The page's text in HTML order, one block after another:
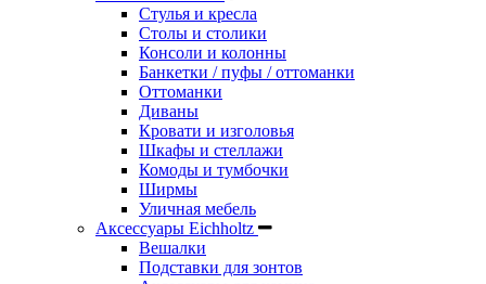
Стулья и кресла
Столы и столики
Консоли и колонны
Банкетки / пуфы / оттоманки
Оттоманки
Диваны
Кровати и изголовья
Шкафы и стеллажи
Комоды и тумбочки
Ширмы
Уличная мебель
Аксессуары Eichholtz
Вешалки
Подставки для зонтов